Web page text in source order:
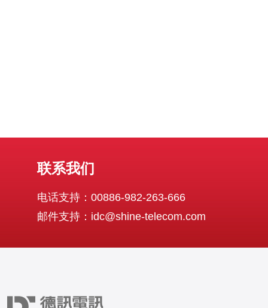
联系我们
电话支持：00886-982-263-666
邮件支持：idc@shine-telecom.com